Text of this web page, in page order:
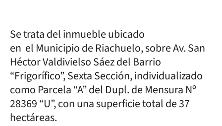
Se trata del inmueble ubicado
en el Municipio de Riachuelo, sobre Av. San
Héctor Valdivielso Sáez del Barrio
“Frigorífico”, Sexta Sección, individualizado
como Parcela “A” del Dupl. de Mensura Nº
28369 “U”, con una superficie total de 37
hectáreas.